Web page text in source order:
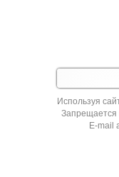
Используя
Запрещается
E-mail